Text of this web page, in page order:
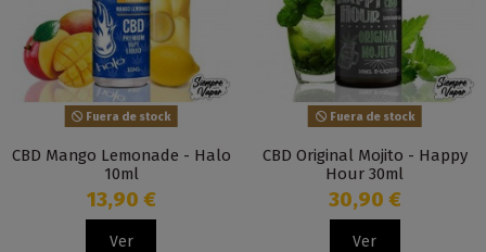
Fuera de stock
CBD Mango Lemonade - Halo
10ml
13,90 €
Ver
Fuera de stock
CBD Original Mojito - Happy
Hour 30ml
30,90 €
Ver